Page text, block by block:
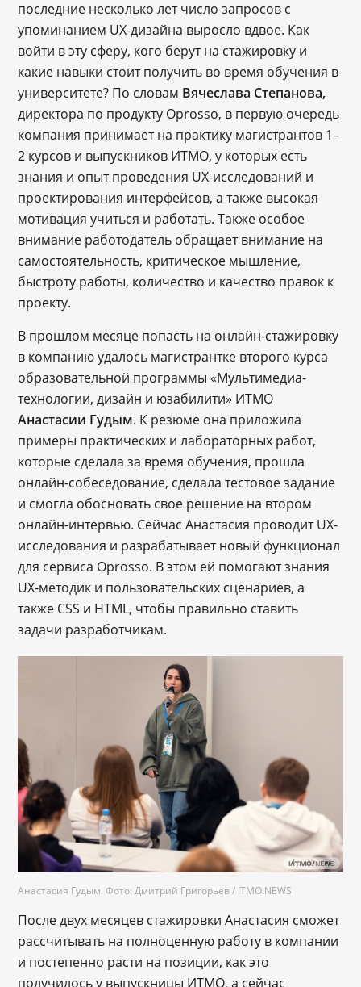
последние несколько лет число запросов с
упоминанием UX-дизайна выросло вдвое. Как
войти в эту сферу, кого берут на стажировку и
какие навыки стоит получить во время обучения в
университете? По словам Вячеслава Степанова,
директора по продукту Oprosso, в первую очередь
компания принимает на практику магистрантов 1–
2 курсов и выпускников ИТМО, у которых есть
знания и опыт проведения UX-исследований и
проектирования интерфейсов, а также высокая
мотивация учиться и работать. Также особое
внимание работодатель обращает внимание на
самостоятельность, критическое мышление,
быстроту работы, количество и качество правок к
проекту.
В прошлом месяце попасть на онлайн-стажировку
в компанию удалось магистрантке второго курса
образовательной программы «Мультимедиа-
технологии, дизайн и юзабилити» ИТМО
Анастасии Гудым. К резюме она приложила
примеры практических и лабораторных работ,
которые сделала за время обучения, прошла
онлайн-собеседование, сделала тестовое задание
и смогла обосновать свое решение на втором
онлайн-интервью. Сейчас Анастасия проводит UX-
исследования и разрабатывает новый функционал
для сервиса Oprosso. В этом ей помогают знания
UX-методик и пользовательских сценариев, а
также CSS и HTML, чтобы правильно ставить
задачи разработчикам.
Анастасия Гудым. Фото: Дмитрий Григорьев / ITMO.NEWS
После двух месяцев стажировки Анастасия сможет
рассчитывать на полноценную работу в компании
и постепенно расти на позиции, как это
получилось у выпускницы ИТМО, а сейчас